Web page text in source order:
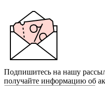
Подпишитесь на нашу
получайте информацию об